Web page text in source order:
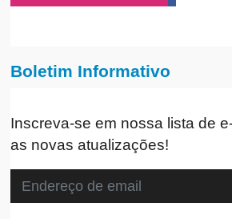
Boletim Informativo
Inscreva-se em nossa lista de
as novas atualizações!